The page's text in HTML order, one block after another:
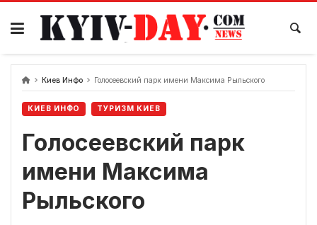
перейти
содержанию
Киев Инфо Голосеевский парк имени Максима Рыльского
КИЕВ ИНФО ТУРИЗМ КИЕВ
Голосеевский парк
имени Максима
Рыльского